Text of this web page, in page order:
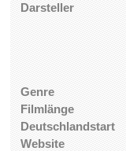
Darsteller
Genre
Filmlänge
Deutschlandstart
Website